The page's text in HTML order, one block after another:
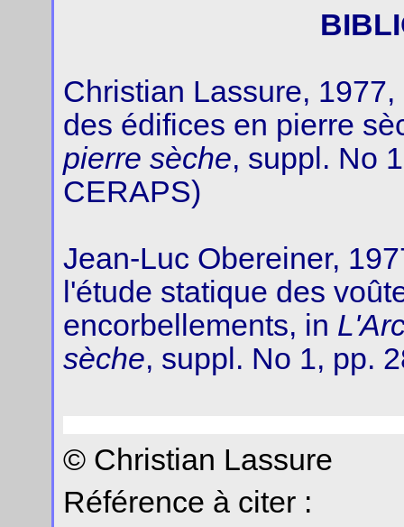
Christian Lassure,
des édifices en pierre
pierre sèche, suppl. No
CERAPS)
Jean-Luc Obereiner,
l'étude statique des
encorbellements, in
sèche, suppl. No 1, pp.
© Christian Lassure
Référence à citer :